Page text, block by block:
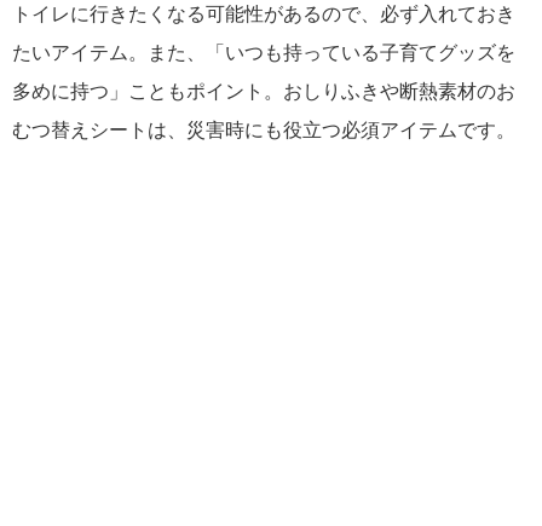
トイレに行きたくなる可能性があるので、必ず入れておき
たいアイテム。また、「いつも持っている子育てグッズを
多めに持つ」こともポイント。おしりふきや断熱素材のお
むつ替えシートは、災害時にも役立つ必須アイテムです。